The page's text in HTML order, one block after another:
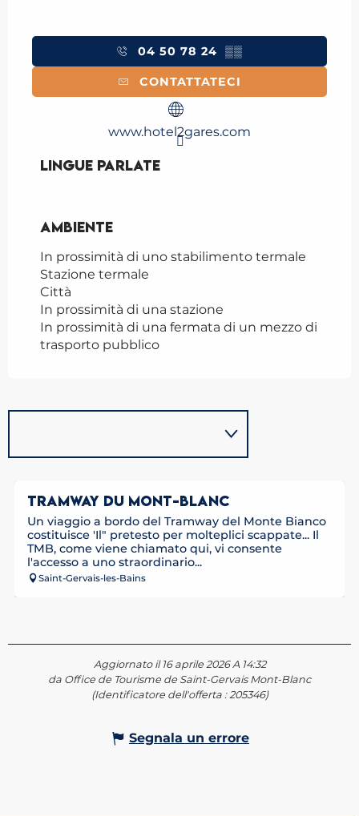
04 50 78 24 ▒▒
CONTATTATECI
www.hotel2gares.com
Lingue parlate
Lingue parlate
Ambiente
Ambiente
In prossimità di uno stabilimento termale
Stazione termale
Città
In prossimità di una stazione
In prossimità di una fermata di un mezzo di
trasporto pubblico
TRAMWAY DU MONT-BLANC
Un viaggio a bordo del Tramway del Monte Bianco
costituisce 'Il" pretesto per molteplici scappate... Il
TMB, come viene chiamato qui, vi consente
l'accesso a uno straordinario...
Saint-Gervais-les-Bains
Aggiornato il 16 aprile 2026 A 14:32
da Office de Tourisme de Saint-Gervais Mont-Blanc
(Identificatore dell'offerta :205346)
Segnala un errore